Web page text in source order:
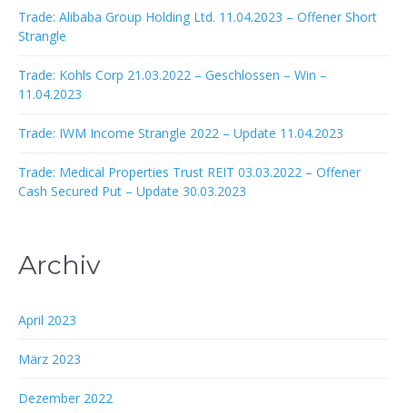
Trade: Alibaba Group Holding Ltd. 11.04.2023 – Offener Short
Strangle
Trade: Kohls Corp 21.03.2022 – Geschlossen – Win –
11.04.2023
Trade: IWM Income Strangle 2022 – Update 11.04.2023
Trade: Medical Properties Trust REIT 03.03.2022 – Offener
Cash Secured Put – Update 30.03.2023
Archiv
April 2023
März 2023
Dezember 2022